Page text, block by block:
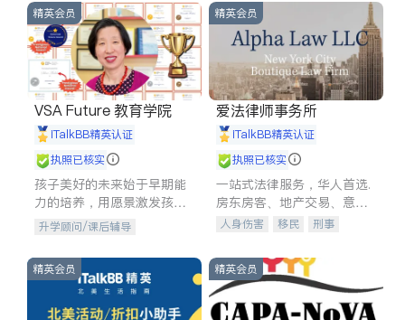
商铺租售
精英会员
VSA Future 教育学院
iTalkBB精英认证
执照已核实
孩子美好的未来始于早期能
力的培养，用愿景激发孩子
的学习潜力和动力。理念：
拥有成长型心态是成功的基
石。
升学顾问/课后辅导
精英会员
爱法律师事务所
iTalkBB精英认证
执照已核实
一站式法律服务，华人首选.
房东房客、地产交易、意外
伤害、车祸重伤、商业诉
建筑合同、刑事案件全包办
人身伤害 移民
刑事
信托/遗嘱
商业
索赔
律师-其它 保释
精英会员 精英会员